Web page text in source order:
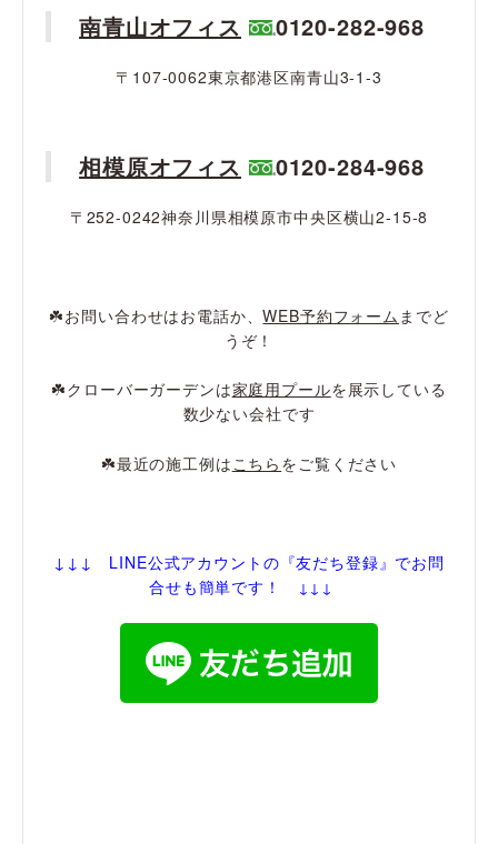
南青山オフィス 0120-282-968
〒107-0062東京都港区南青山3-1-3
相模原オフィス 0120-284-968
〒252-0242神奈川県相模原市中央区横山2-15-8
☘️お問い合わせはお電話か、WEB予約フォーム までど
うぞ！
☘️クローバーガーデンは家庭用プールを展示している
数少ない会社です
☘️最近の施工例は こちら をご覧ください
↓↓↓ LINE公式アカウントの『友だち登録 』でお問
合せも簡単です！
↓↓↓